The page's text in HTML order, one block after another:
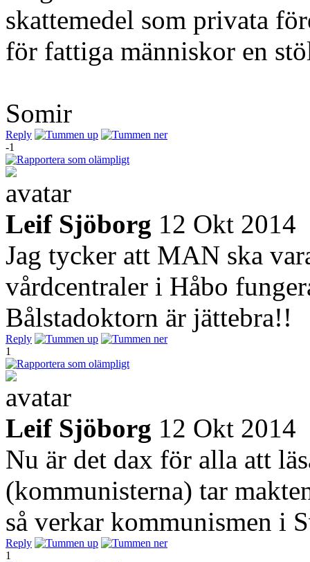
skattemedel som privata
för fattiga människor en
Somir
Reply
-1
Leif Sjöborg 12 Okt 2014
Jag tycker att MAN ska
vårdcentraler i Håbo
Bålstadoktorn är jättebra!!
Reply
1
Leif Sjöborg 12 Okt 2014
Nu är det dax för alla att
(kommunisterna) tar
så verkar kommunismen i
Reply
1